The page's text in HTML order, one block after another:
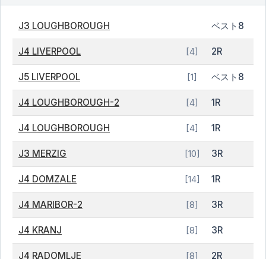
J3 LOUGHBOROUGH ベスト8
J4 LIVERPOOL [4] 2R
J5 LIVERPOOL [1] ベスト8
J4 LOUGHBOROUGH-2 [4] 1R
J4 LOUGHBOROUGH [4] 1R
J3 MERZIG [10] 3R
J4 DOMZALE [14] 1R
J4 MARIBOR-2 [8] 3R
J4 KRANJ [8] 3R
J4 RADOMLJE [8] 2R